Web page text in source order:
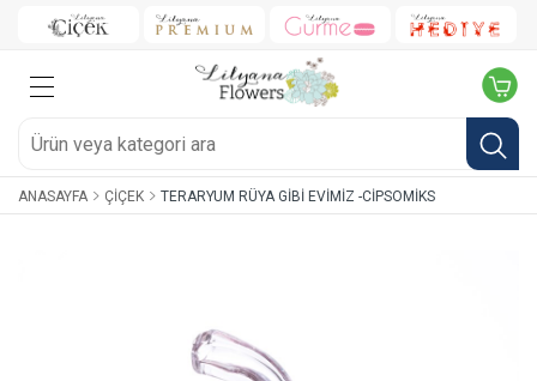
ANASAYFA ÇIÇEK TERARYUM RÜYA GIBI EVIMIZ -CIPSOMIKS